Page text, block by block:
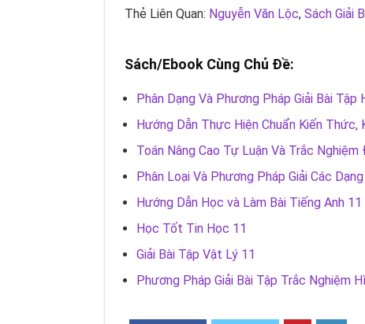
Thẻ Liên Quan: Nguyễn Văn Lộc, Sách Giải
Sách/Ebook Cùng Chủ Đề:
Phân Dạng Và Phương Pháp Giải Bài Tập
Hướng Dẫn Thực Hiện Chuẩn Kiến Thức,
Toán Nâng Cao Tự Luận Và Trắc Nghiệm
Phân Loại Và Phương Pháp Giải Các
Hướng Dẫn Học và Làm Bài Tiếng Anh 11
Học Tốt Tin Học 11
Giải Bài Tập Vật Lý 11
Phương Pháp Giải Bài Tập Trắc Nghiệm